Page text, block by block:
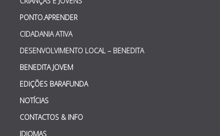
PONTO.APRENDER
CIDADANIA ATIVA
DESENVOLVIMENTO LOCAL – BENEDITA
BENEDITA JOVEM
EDIÇÕES BARAFUNDA
NOTÍCIAS
CONTACTOS & INFO
IDIOMAS